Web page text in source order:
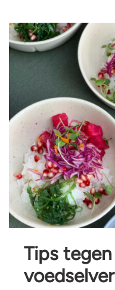
Tips tegen